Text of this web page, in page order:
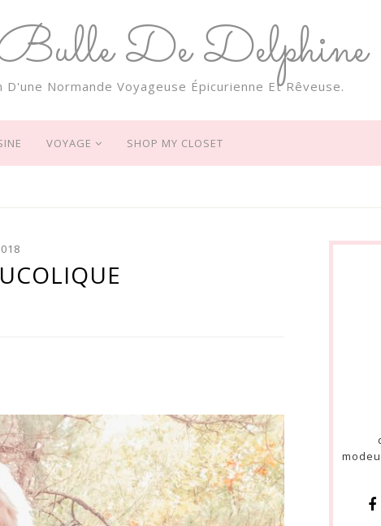
De Delphine
D'une Normande Voyageuse Épicurienne Et Rêveuse.
VOYAGE SHOP MY CLOSET